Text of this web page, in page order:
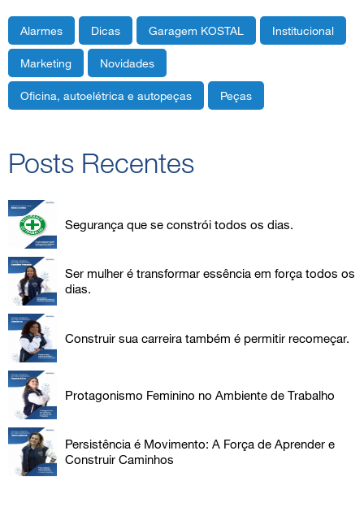
Alarmes Dicas Garagem KOSTAL Institucional
Marketing Novidades
Oficina, autoelétrica e autopeças Peças
Posts Recentes
Segurança que se constrói todos os dias.
Ser mulher é transformar essência em força todos os
dias.
Construir sua carreira também é permitir recomeçar.
Protagonismo Feminino no Ambiente de Trabalho
Persistência é Movimento: A Força de Aprender e
Construir Caminhos